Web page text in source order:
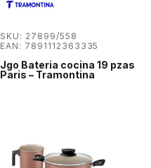
SKU: 27899/558
EAN: 7891112363335
Jgo Bateria cocina 19 pzas
Paris – Tramontina